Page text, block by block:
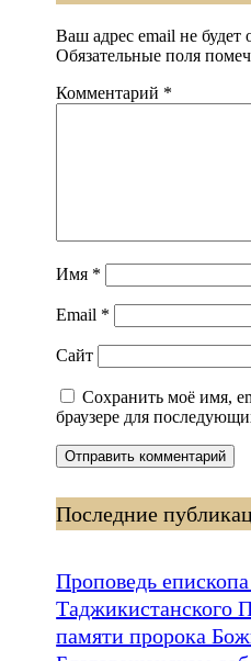
Ваш адрес email не будет
Обязательные поля
Комментарий *
Имя *
Email *
Сайт
Сохранить моё имя,
браузере для
Последние
Проповедь
Таджикистанского
памяти пророка